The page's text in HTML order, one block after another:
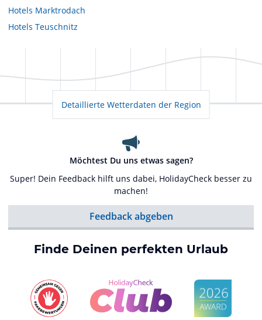
Hotels Marktrodach
Hotels Teuschnitz
Detaillierte Wetterdaten der Region
Möchtest Du uns etwas sagen?
Super! Dein Feedback hilft uns dabei, HolidayCheck besser zu
machen!
Feedback abgeben
Finde Deinen perfekten Urlaub